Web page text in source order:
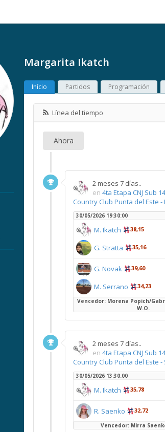
Margarita Ikatch
Início Partidos Programación
Línea del tiempo
Ahora
2 meses 7 días..
en 4ta Etapa CNJ Sub
Country Club Punta del Este -
30/05/2026 19:30:00
M. Ikatch 38,15
G. Stratta 35,16
G. Novak 39,60
M. Serrano 34,23
Vencedor: Morena Popich/
W.O.
2 meses 7 días..
en 4ta Etapa CNJ Sub
Country Club Punta del Este -
30/05/2026 13:30:00
M. Ikatch 35,78
R. Saenko 32,72
Vencedor: Mirra